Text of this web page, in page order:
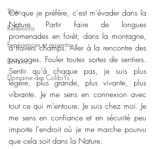
Texte
Réflexions
Expériences et ressentis
Ecriture
Domaine des ColibrYs
Ce que je préfère, c'est m'évader dans la
Nature. Partir faire de longues
promenades en forêt, dans la montagne,
à travers champs. Aller à la rencontre des
paysages. Fouler toutes sortes de sentiers.
Sentir qu'à chaque pas, je suis plus
légère, plus grande, plus vivante, plus
vibrante. Je me sens en connexion avec
tout ce qui m'entoure. Je suis chez moi. Je
me sens en confiance et en sécurité peu
importe l'endroit où je me marche pourvu
que cela soit dans la Nature.